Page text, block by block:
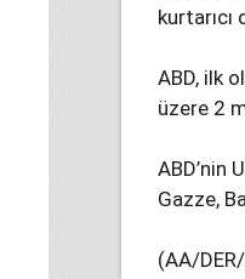
kurtarıcı
ABD, ilk
üzere 2
ABD’nin
Gazze,
(AA/